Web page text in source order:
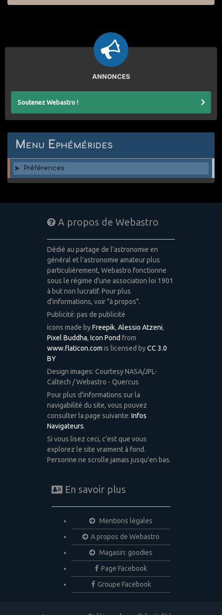
ANNONCES
Soutenez Webastro !
Menu Ephémérides
Préférences
A propos de Webastro
Dédié au partage de l'astronomie en
général et l'astronomie amateur plus
particulièrement, Webastro fonctionne
sous le régime d'une association loi 1901
à but non lucratif. Pour plus
d'informations, voir "à propos".
Publicité: pas de publicité
Icons made byFreepik, Alessio Atzeni,
Pixel Buddha, Icon Pond from
www.flaticon.com is licensed byCC 3.0
BY
Design images: Courtesy NASA/JPL-
Caltech / Webastro - Quercus
Pour plus d'informations sur la
navigabilité du site, vous pouvez
consulter la page suivante: Infos
Navigateurs.
Si vous lisez ceci, c'est que vous
explorez le site vraiment à fond.
Personne ne scrolle jamais jusqu'en bas.
En savoir plus
Mentions légales
A propos de Webastro
Magasin: goodies
Page Facebook
Groupe Facebook